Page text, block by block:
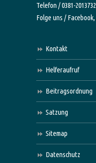
Telefon / 0381-2013732
Folge uns /Facebook,
Kontakt
Helferaufruf
Beitragsordnung
Satzung
Sitemap
Datenschutz